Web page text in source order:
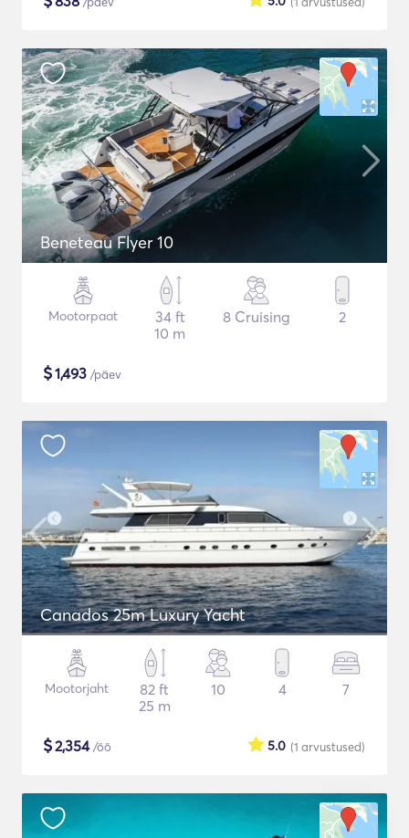
Beneteau Flyer 10
Mootorpaat
34 ft
10 m
8 Cruising 2
$1,493 /päev
Canados 25m Luxury Yacht
Mootorjaht
82 ft
25 m
10 4 7
$2,354/öö (1 arvustused)
5.0